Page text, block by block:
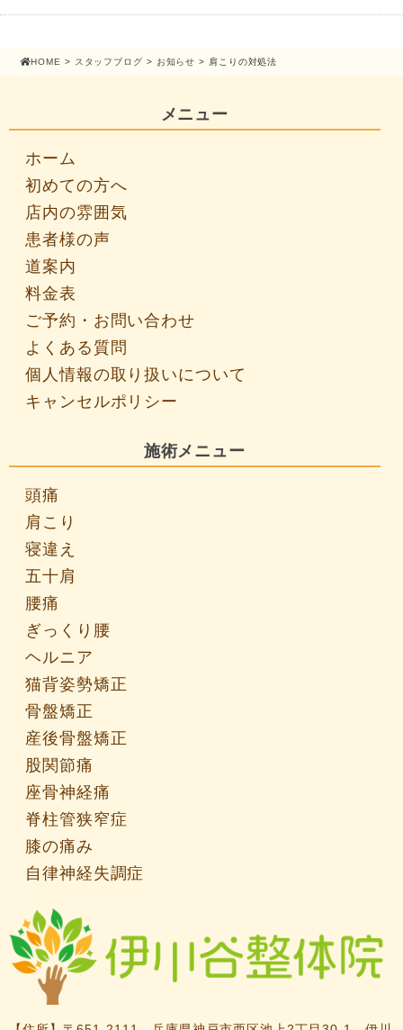
HOME > スタッフブログ > お知らせ > 肩こりの対処法
メニュー
ホーム
初めての方へ
店内の雰囲気
患者様の声
道案内
料金表
ご予約・お問い合わせ
よくある質問
個人情報の取り扱いについて
キャンセルポリシー
施術メニュー
頭痛
肩こり
寝違え
五十肩
腰痛
ぎっくり腰
ヘルニア
猫背姿勢矯正
骨盤矯正
産後骨盤矯正
股関節痛
座骨神経痛
脊柱管狭窄症
膝の痛み
自律神経失調症